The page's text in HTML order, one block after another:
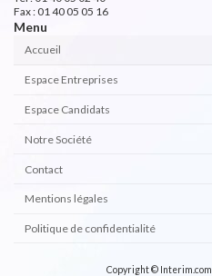
Fax : 01 40 05 05 16
Menu
Accueil
Espace Entreprises
Espace Candidats
Notre Société
Contact
Mentions légales
Politique de confidentialité
Copyright ©